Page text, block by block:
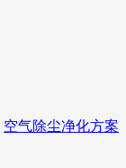
空气除尘净化方案